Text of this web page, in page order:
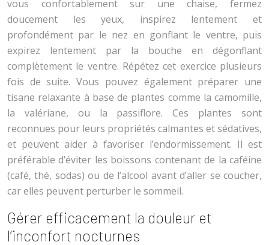
vous confortablement sur une chaise, fermez
doucement les yeux, inspirez lentement et
profondément par le nez en gonflant le ventre, puis
expirez lentement par la bouche en dégonflant
complètement le ventre. Répétez cet exercice plusieurs
fois de suite. Vous pouvez également préparer une
tisane relaxante à base de plantes comme la camomille,
la valériane, ou la passiflore. Ces plantes sont
reconnues pour leurs propriétés calmantes et sédatives,
et peuvent aider à favoriser l’endormissement. Il est
préférable d’éviter les boissons contenant de la caféine
(café, thé, sodas) ou de l’alcool avant d’aller se coucher,
car elles peuvent perturber le sommeil.
Gérer efficacement la douleur et
l’inconfort nocturnes